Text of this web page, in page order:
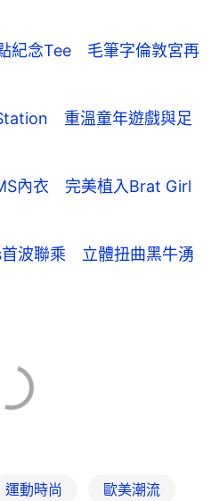
紀念Tee 毛筆字倫敦宮再
重溫童年遊戲與足
內衣 完美植入Brat Girl
波聯乘 立體扭曲黑牛湧
運動時尚 歐美潮流